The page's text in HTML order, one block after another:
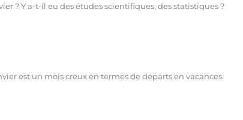
? Y a-t-il eu des études scientifiques, des statistiques ?
est un mois creux en termes de départs en vacances.